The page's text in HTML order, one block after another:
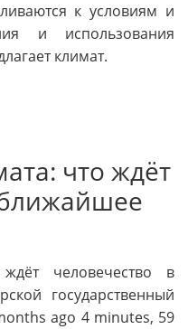
к условиям и
и использования
климат.
что ждёт
человечество в
государственный
ago 4 minutes, 59